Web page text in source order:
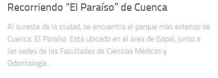
Recorriendo “El Paraíso” de Cuenca
Al sureste de la ciudad, se encuentra el parque más extenso de
Cuenca: El Paraíso. Está ubicado en el área de Gapal, junto a
las sedes de las Facultades de Ciencias Médicas y
Odontología...